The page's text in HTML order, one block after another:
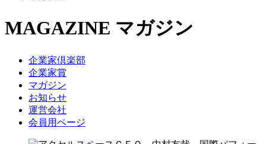
MAGAZINE マガジン
企業家倶楽部
企業家賞
マガジン
お知らせ
運営会社
会員用ページ